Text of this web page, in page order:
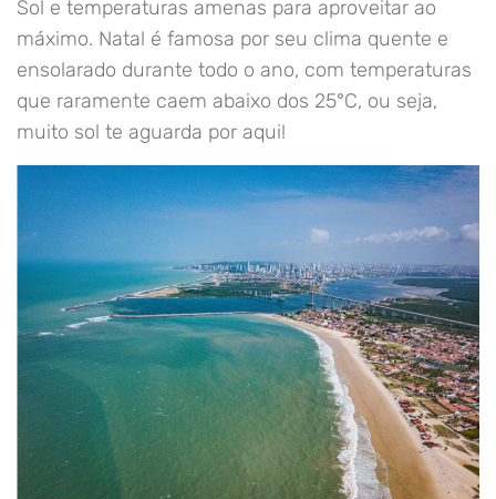
Sol e temperaturas amenas para aproveitar ao
máximo. Natal é famosa por seu clima quente e
ensolarado durante todo o ano, com temperaturas
que raramente caem abaixo dos 25°C, ou seja,
muito sol te aguarda por aqui!